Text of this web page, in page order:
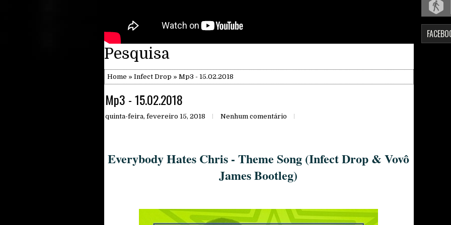
Pesquisa
Home » Infect Drop » Mp3 - 15.02.2018
Mp3 - 15.02.2018
quinta-feira, fevereiro 15, 2018 Nenhum comentário
Everybody Hates Chris - Theme Song (Infect Drop & Vovô
James Bootleg)